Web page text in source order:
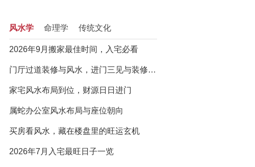
风水学 命理学 传统文化
2026年9月搬家最佳时间，入宅必看
门厅过道装修与风水，进门三见与装修避坑指南
家宅风水布局到位，财源日日进门
属蛇办公室风水布局与座位朝向
买房看风水，藏在楼盘里的旺运玄机
2026年7月入宅最旺日子一览